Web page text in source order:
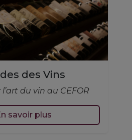
des Vins
du vin au CEFOR
savoir plus